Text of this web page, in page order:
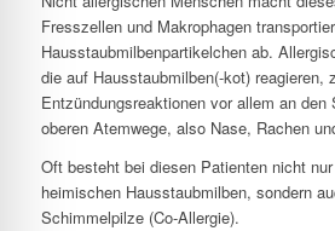
Fresszellen und Makrophagen
Hausstaubmilbenpartikelchen ab.
die auf Hausstaubmilben(-kot) reagieren,
Entzündungsreaktionen vor allem an den
oberen Atemwege, also Nase, Rachen
Oft besteht bei diesen Patienten nicht
heimischen Hausstaubmilben, sondern
Schimmelpilze (Co-Allergie).